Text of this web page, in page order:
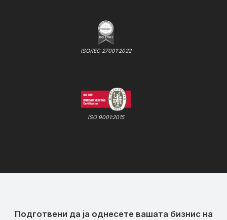
ISO/IEC 27001:2022
ISO 9001:2015
Подготвени да ја однесете вашата бизнис на